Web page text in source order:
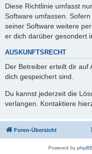
Diese Richtlinie umfasst
Software umfassen.
seiner Software weitere
er dich darüber gesondert
AUSKUNFTSRECHT
Der Betreiber erteilt dir auf
dich gespeichert sind.
Du kannst jederzeit die
verlangen. Kontaktiere
Foren-Übersicht
Powered by phpBB